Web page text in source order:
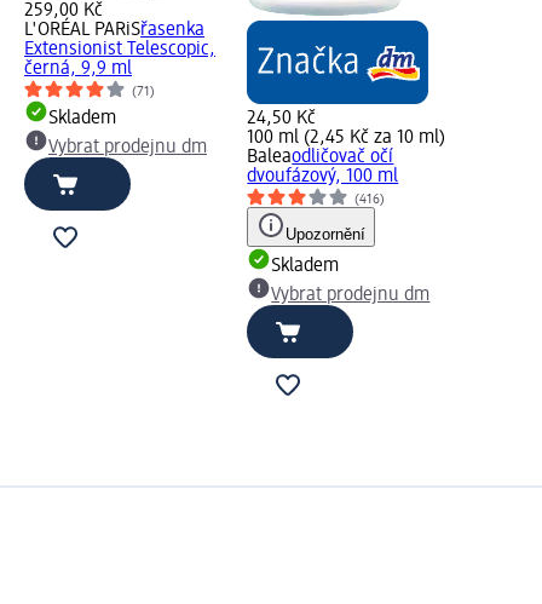
259,00 Kč
L'ORÉAL PARiSřasenka
Extensionist Telescopic,
černá, 9,9 ml
(71)
Skladem
Vybrat prodejnu dm
24,50 Kč
100 ml (2,45 Kč za 10 ml)
Baleaodličovač očí
dvoufázový, 100 ml
(416)
Upozornění
Skladem
Vybrat prodejnu dm